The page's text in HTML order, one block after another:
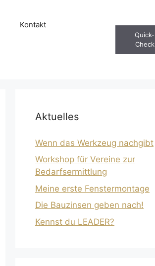
Kontakt
Quick-
Check
Aktuelles
Wenn das Werkzeug nachgibt
Workshop für Vereine zur
Bedarfsermittlung
Meine erste Fenstermontage
Die Bauzinsen geben nach!
Kennst du LEADER?